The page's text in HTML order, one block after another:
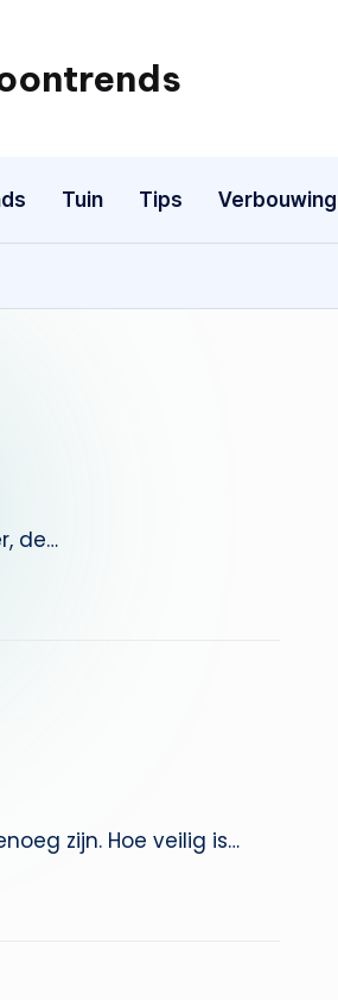
Interieur
blog
Tuin Tips Verbouwing
de…
zijn. Hoe veilig is…